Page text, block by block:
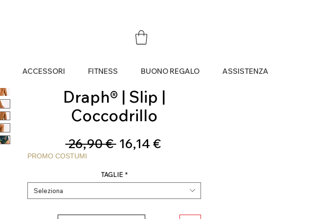
ACCESSORI FITNESS BUONO REGALO ASSISTENZA
Draph® | Slip |
Coccodrillo
26,90 € Prezzo
16,14 €Prezzo
PROMO COSTUMI
TAGLIE *
Seleziona